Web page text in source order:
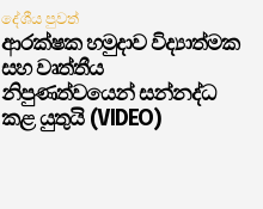
දේශීය පුවත්
ආරක්ෂක හමුදාව විද්‍යාත්මක
සහ වෘත්තීය
නිපුණත්වයෙන් සන්නද්ධ
කළ යුතුයි (VIDEO)